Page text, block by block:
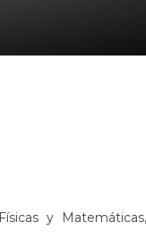
y